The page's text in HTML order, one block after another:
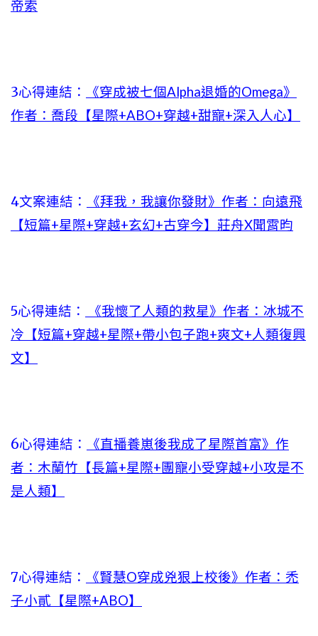
帝索
3心得連結：
《穿成被七個Alpha退婚的Omega》
作者：喬段【星際+ABO+穿越+甜寵+深入人心】
4文案連結：
《拜我，我讓你發財》作者：向遠飛
【短篇+星際+穿越+玄幻+古穿今】莊舟X聞霄昀
5心得連結：
《我懷了人類的救星》作者：冰城不
冷【短篇+穿越+星際+帶小包子跑+爽文+人類復興
文】
6心得連結：
《直播養崽後我成了星際首富》作
者：木蘭竹【長篇+星際+團寵小受穿越+小攻是不
是人類】
7心得連結：
《賢慧O穿成兇狠上校後》作者：禿
子小貳【星際+ABO】